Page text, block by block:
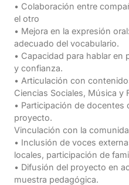
• Colaboración entre
el otro
• Mejora en la expresión
adecuado del vocabulario.
• Capacidad para hablar
y confianza.
• Articulación con
Ciencias Sociales, Música y
• Participación de docentes
proyecto.
Vinculación con la
• Inclusión de voces
locales, participación de
• Difusión del proyecto en
muestra pedagógica.